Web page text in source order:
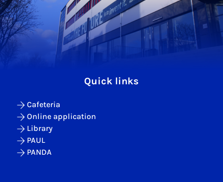
Quick links
Cafeteria
Online application
Library
PAUL
PANDA